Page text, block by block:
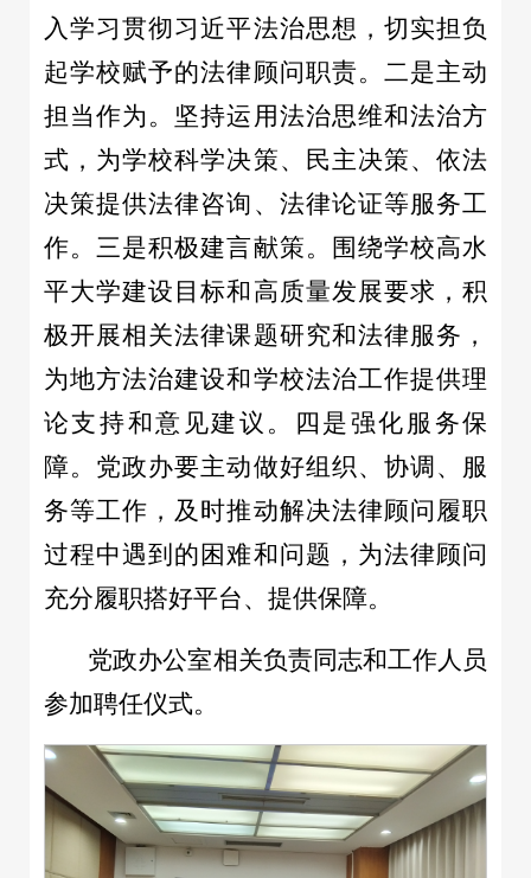
入学习贯彻习近平法治思想，切实担负
起学校赋予的法律顾问职责。二是主动
担当作为。坚持运用法治思维和法治方
式，为学校科学决策、民主决策、依法
决策提供法律咨询、法律论证等服务工
作。三是积极建言献策。围绕学校高水
平大学建设目标和高质量发展要求，积
极开展相关法律课题研究和法律服务，
为地方法治建设和学校法治工作提供理
论支持和意见建议。四是强化服务保
障。党政办要主动做好组织、协调、服
务等工作，及时推动解决法律顾问履职
过程中遇到的困难和问题，为法律顾问
充分履职搭好平台、提供保障。
党政办公室相关负责同志和工作人员
参加聘任仪式。